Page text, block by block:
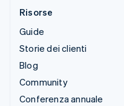
Risorse
Guide
Storie dei clienti
Blog
Community
Conferenza annuale